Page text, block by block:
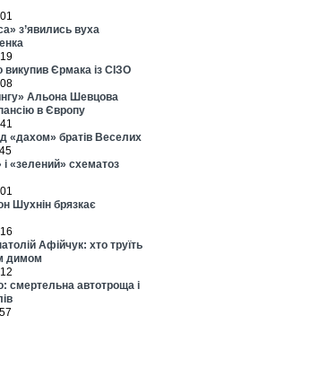
з’явились вуха
викупив Єрмака із СІЗО
Альона Шевцова
в Європу
«дахом» братів Веселих
«зелений» схематоз
Шухнін брязкає
Афійчук: хто труїть
димом
смертельна автотроща і